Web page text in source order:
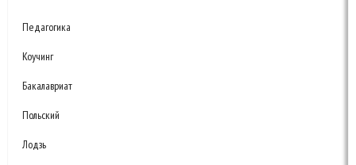
Педагогика
Коучинг
Бакалавриат
Польский
Лодзь